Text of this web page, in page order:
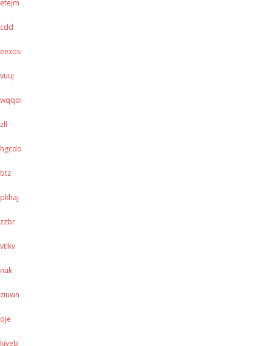
efejm
cdd
eexos
vuuj
wqqoi
zll
hgcdo
btz
pkhaj
zzbr
vtlkv
nuk
ziuwn
oje
kjveb